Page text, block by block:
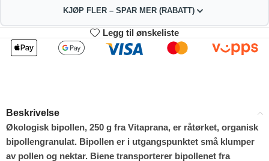
KJØP FLER – SPAR MER (RABATT)
2
211.86
kr
3-4
209.72
4%
Legg til ønskeliste
Beskrivelse
Økologisk bipollen, 250 g fra Vitaprana, er råtørket, organisk
bipollengranulat. Bipollen er i utgangspunktet små klumper
av pollen og nektar. Biene transporterer bipollenet fra